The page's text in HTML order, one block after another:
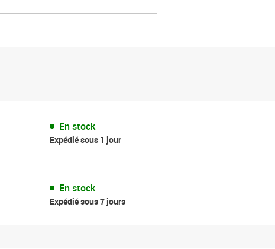
En stock
Expédié sous 1 jour
En stock
Expédié sous 7 jours